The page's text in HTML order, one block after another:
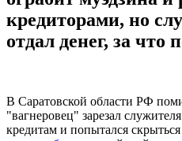
кредиторами, но
отдал денег, за
В Саратовской области РФ
"вагнеровец" зарезал
кредитам и попытался